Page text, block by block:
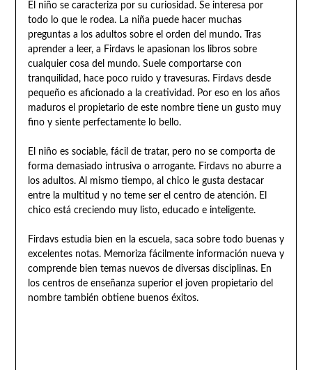
El niño se caracteriza por su curiosidad. Se interesa por
todo lo que le rodea. La niña puede hacer muchas
preguntas a los adultos sobre el orden del mundo. Tras
aprender a leer, a Firdavs le apasionan los libros sobre
cualquier cosa del mundo. Suele comportarse con
tranquilidad, hace poco ruido y travesuras. Firdavs desde
pequeño es aficionado a la creatividad. Por eso en los años
maduros el propietario de este nombre tiene un gusto muy
fino y siente perfectamente lo bello.
El niño es sociable, fácil de tratar, pero no se comporta de
forma demasiado intrusiva o arrogante. Firdavs no aburre a
los adultos. Al mismo tiempo, al chico le gusta destacar
entre la multitud y no teme ser el centro de atención. El
chico está creciendo muy listo, educado e inteligente.
Firdavs estudia bien en la escuela, saca sobre todo buenas y
excelentes notas. Memoriza fácilmente información nueva y
comprende bien temas nuevos de diversas disciplinas. En
los centros de enseñanza superior el joven propietario del
nombre también obtiene buenos éxitos.